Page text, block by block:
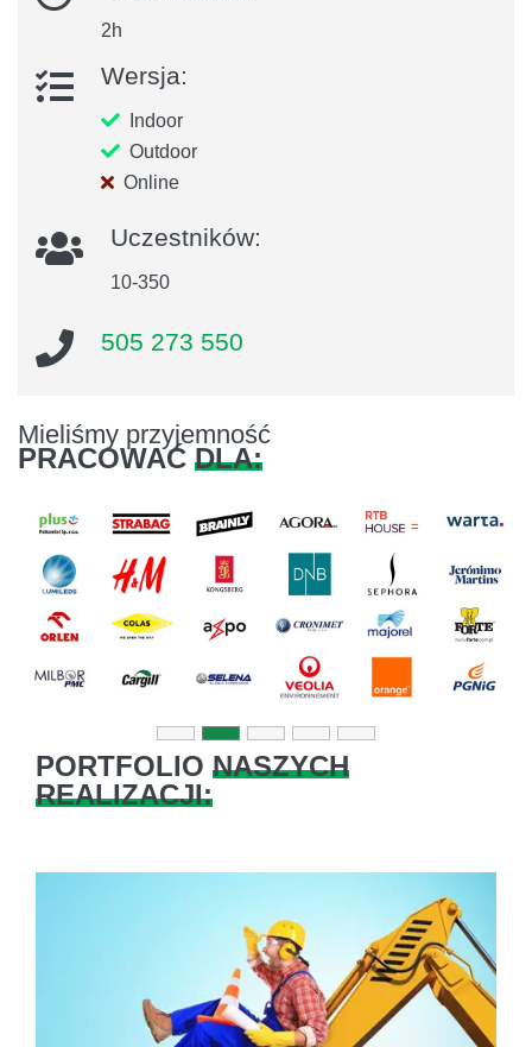
2h
Wersja:
Indoor
Outdoor
Online
Uczestników:
10-350
505 273 550
Mieliśmy przyjemność
PRACOWAĆ DLA:
Previous
PORTFOLIO NASZYCH
REALIZACJI: